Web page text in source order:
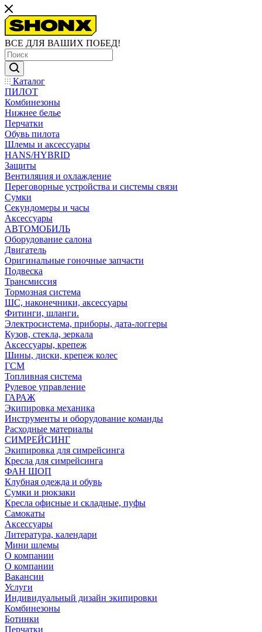
ВСЕ ДЛЯ ВАШИХ ПОБЕД!
Каталог
ПИЛОТ
Комбинезоны
Нижнее белье
Перчатки
Обувь пилота
Шлемы и аксессуары
HANS/HYBRID
Защиты
Вентиляция и охлаждение
Переговорные устройства и системы связи
Сумки
Секундомеры и часы
Аксессуары
АВТОМОБИЛЬ
Оборудование салона
Двигатель
Оригинальные гоночные запчасти
Подвеска
Трансмиссия
Тормозная система
ШС, наконечники, аксессуары
Фитинги, шланги.
Электросистема, приборы, дата-логгеры
Кузов, стекла, зеркала
Аксессуары, крепеж
Шины, диски, крепеж колес
ГСМ
Топливная система
Рулевое управление
ГАРАЖ
Экипировка механика
Инструменты и оборудование команды
Расходные материалы
СИМРЕЙСИНГ
Экипировка для симрейсинга
Кресла для симрейсинга
ФАН ШОП
Клубная одежда и обувь
Сумки и рюкзаки
Кресла офисные и складные, пуфы
Самокаты
Аксессуары
Литература, календари
Мини шлемы
О компании
О компании
Вакансии
Услуги
Индивидуальный дизайн экипировки
Комбинезоны
Ботинки
Перчатки